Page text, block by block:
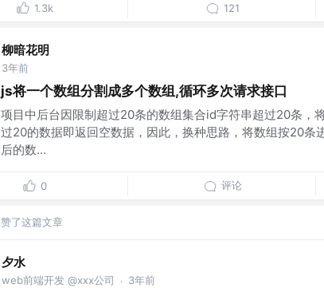
1.3k 121
柳暗花明
3年前
js将一个数组分割成多个数组,循环多次请求接口
项目中后台因限制超过20条的数组集合id字符串超过20条，
过20的数据即返回空数据，因此，换种思路，将数组按20条
后的数...
0 评论
赞了这篇文章
夕水
web前端开发 @xxx公司 · 3年前